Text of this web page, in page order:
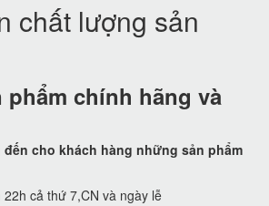
chất lượng sản
phẩm chính hãng và
đến cho khách hàng những sản phẩm
cả thứ 7,CN và ngày lễ